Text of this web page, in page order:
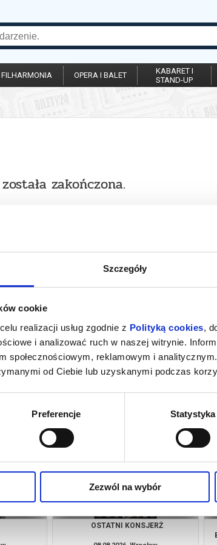
Szczegóły
cookie
realizacji usług zgodnie z Polityką cookies,
i analizować ruch w naszej witrynie.
społecznościowym, reklamowym i
od Ciebie lub uzyskanymi podczas
Preferencje Statystyka
Zezwól na wybór
FILHARMONIA OPERA I BALET
KABARET I
STAND-UP
zakończona.
kup bilet
OJCZYZNA
kup bilet
OSTATNI KONSJERŻ